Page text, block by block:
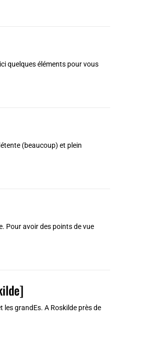
quelques éléments pour vous
(beaucoup) et plein
Pour avoir des points de vue
grandEs. A Roskilde près de